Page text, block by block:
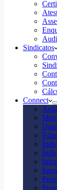
Sindicatos
Connect